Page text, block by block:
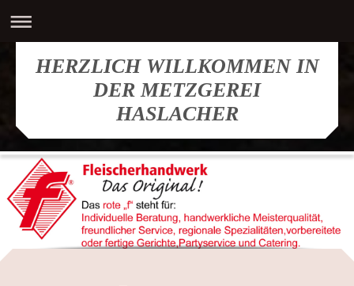
HERZLICH WILLKOMMEN IN
DER METZGEREI
HASLACHER